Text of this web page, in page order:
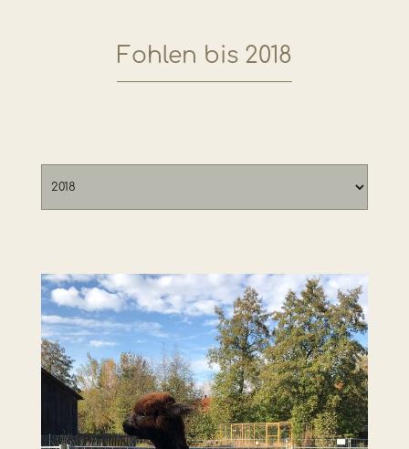
Fohlen bis 2018